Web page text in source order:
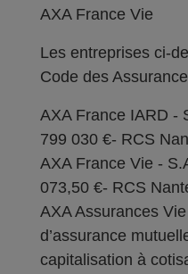
AXA France Vie
Les entreprises ci-
Code des
AXA France IARD -
799 030 €- RCS
AXA France Vie -
073,50 €- RCS
AXA Assurances
d’assurance
capitalisation à